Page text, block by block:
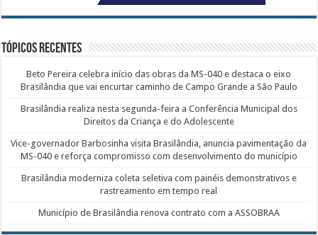
Tópicos recentes
Beto Pereira celebra início das obras da MS-040 e destaca o eixo
Brasilândia que vai encurtar caminho de Campo Grande a São Paulo
Brasilândia realiza nesta segunda-feira a Conferência Municipal dos
Direitos da Criança e do Adolescente
Vice-governador Barbosinha visita Brasilândia, anuncia pavimentação da
MS-040 e reforça compromisso com desenvolvimento do município
Brasilândia moderniza coleta seletiva com painéis demonstrativos e
rastreamento em tempo real
Município de Brasilândia renova contrato com a ASSOBRAA